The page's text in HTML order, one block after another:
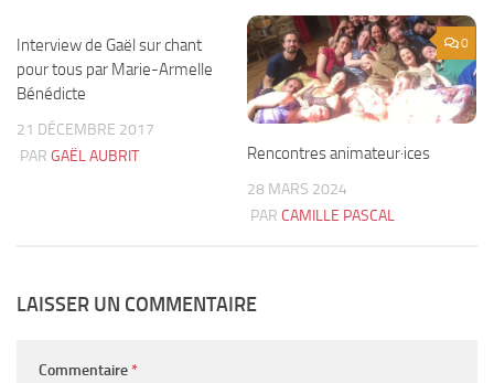
Interview de Gaël sur chant
pour tous par Marie-Armelle
Bénédicte
21 DÉCEMBRE 2017
PAR GAËL AUBRIT
0
Rencontres animateur·ices
28 MARS 2024
PAR CAMILLE PASCAL
LAISSER UN COMMENTAIRE
Commentaire *